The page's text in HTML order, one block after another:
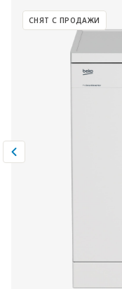
Малая
СНЯТ С ПРОДАЖИ